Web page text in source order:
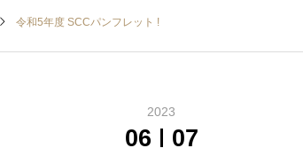
令和5年度 SCCパンフレット !
2023
06 07